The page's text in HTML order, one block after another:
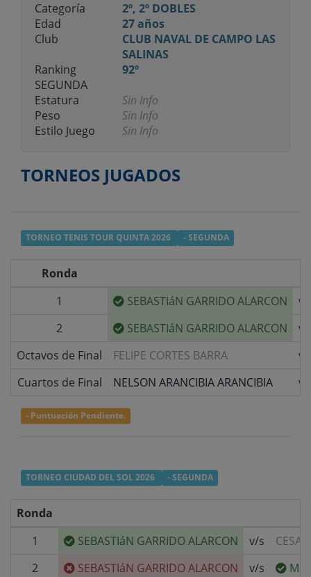
Categoría
2º, 2º DOBLES
Edad
27 años
Club
CLUB NAVAL DE CAMPO LAS
SALINAS
Ranking
SEGUNDA
92º
Estatura
Sin Info
Peso
Sin Info
Estilo Juego
Sin Info
TORNEOS JUGADOS
TORNEO TENIS TOUR QUINTA 2026 - SEGUNDA
Ronda
1
SEBASTIáN GARRIDO ALARCON
v/
2
SEBASTIáN GARRIDO ALARCON
v/
Octavos de Final
FELIPE CORTES BARRA
v/
Cuartos de Final
NELSON ARANCIBIA ARANCIBIA v/
- Puntuación Pendiente.
TORNEO CIUDAD DEL SOL 2026 - SEGUNDA
Ronda
1
SEBASTIáN GARRIDO ALARCON v/s
2
SEBASTIáN GARRIDO ALARCON v/s